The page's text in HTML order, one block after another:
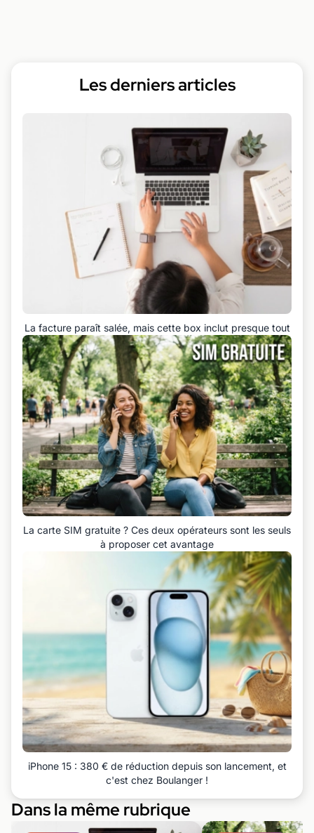
Les derniers articles
La facture paraît salée, mais cette box inclut presque tout
La carte SIM gratuite ? Ces deux opérateurs sont les seuls
à proposer cet avantage
iPhone 15 : 380 € de réduction depuis son lancement, et
c'est chez Boulanger !
Dans la même rubrique